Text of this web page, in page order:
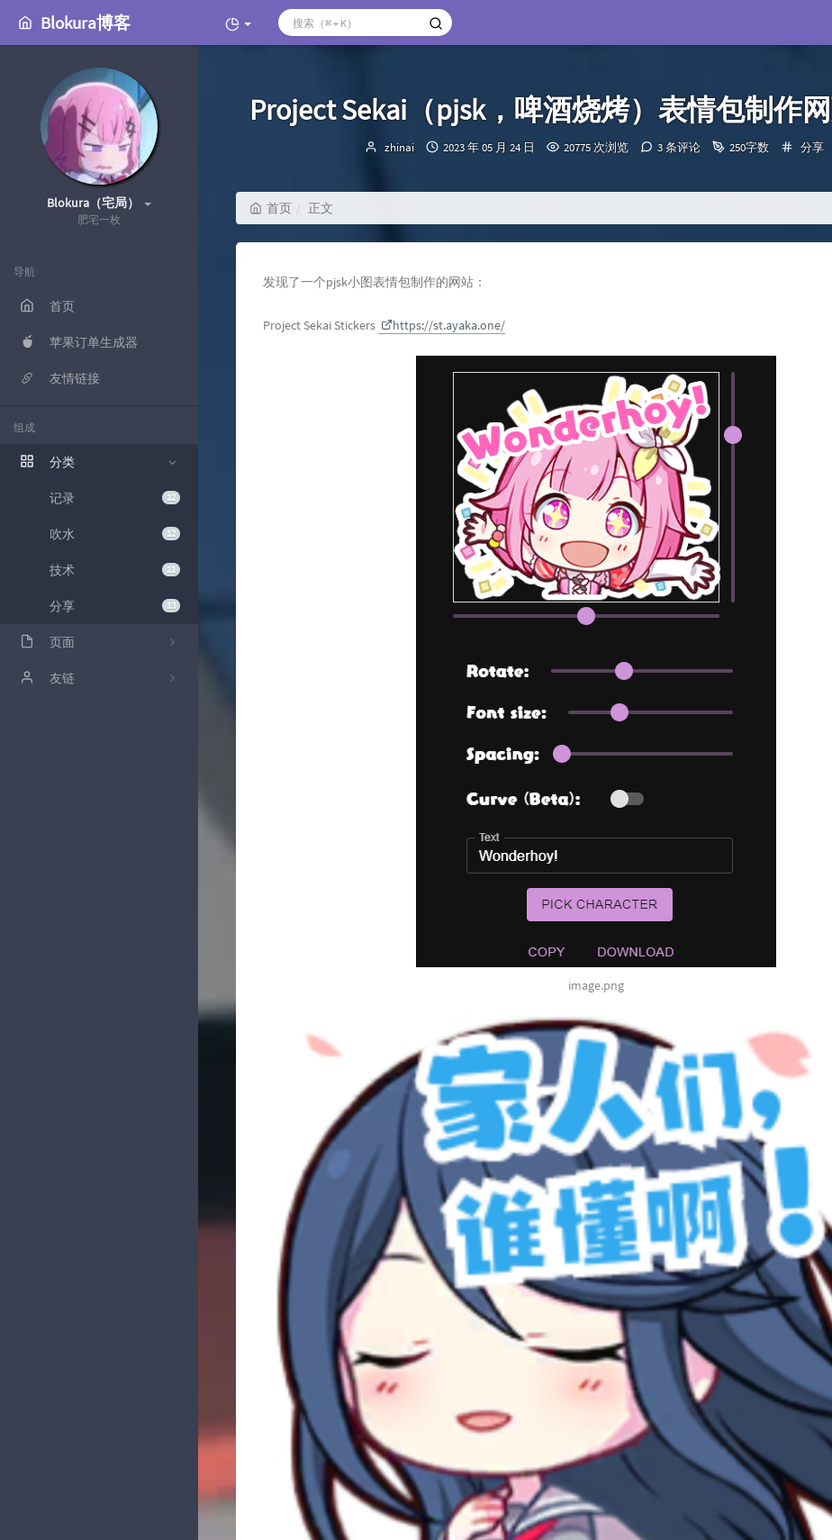
Blokura博客
Blokura（宅局）
肥宅一枚
导航
首页
苹果订单生成器
友情链接
组成
分类
12
记录
12
吹水
11
技术
13
分享
页面
留言板
友链
Project Sekai（pjsk，啤酒烧烤）表情包制作
博
zhinai
发
间：
2023 年 05 月 24 日 20775 次浏览 3 条评论 250字数
分
分享
首页 正文
发现了一个pjsk小图表情包制作的网站：
Project Sekai Stickers https://st.ayaka.one/
image.png